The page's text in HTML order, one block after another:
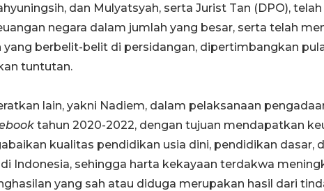
dan Mulyatsyah, serta Jurist Tan (DPO),
negara dalam jumlah yang besar, serta telah
yang berbelit-belit di persidangan, dipertimbangkan
tuntutan.
lain, yakni Nadiem, dalam pelaksanaan
tahun 2020-2022, dengan tujuan mendapatkan
kualitas pendidikan usia dini, pendidikan dasar,
Indonesia, sehingga harta kekayaan terdakwa
yang sah atau diduga merupakan hasil dari